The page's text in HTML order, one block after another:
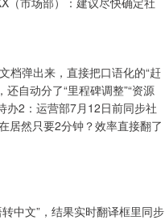
档弹出来，直接把口语化的“赶
自动分了“里程碑调整”“资源
办2：运营部7月12日前同步社
居然只要2分钟？效率直接翻了
中文”，结果实时翻译框里同步